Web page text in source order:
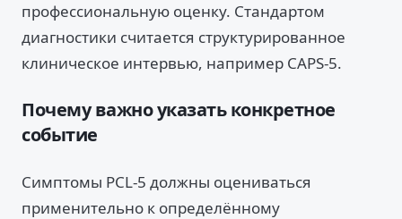
профессиональную оценку. Стандартом
диагностики считается структурированное
клиническое интервью, например CAPS-5.
Почему важно указать конкретное
событие
Симптомы PCL-5 должны оцениваться
применительно к определённому